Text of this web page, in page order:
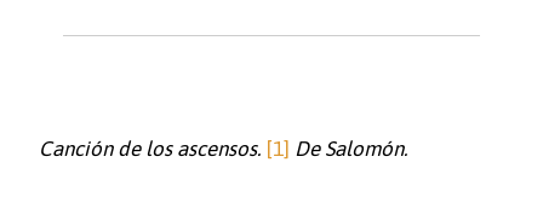
Canción de los ascensos. [1] De Salomón.